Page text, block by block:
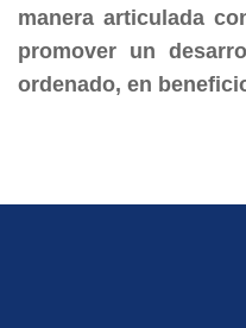
manera articulada
promover un
ordenado, en